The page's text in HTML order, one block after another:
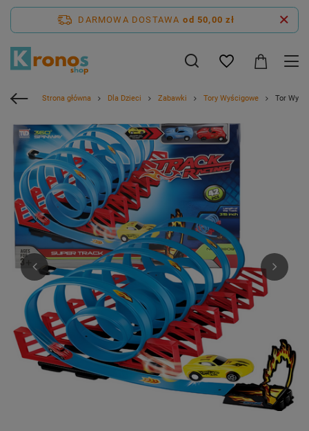
DARMOWA DOSTAWA od 50,00 zł
Strona główna Dla Dzieci Zabawki Tory Wyścigowe Tor